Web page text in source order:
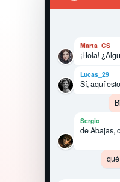
Marta_CS
¡Hola!
Lucas_29
Sí, aquí
Sergio
de Abajas,